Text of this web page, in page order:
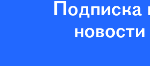
Подписка
новости